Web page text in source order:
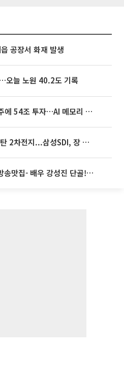
공장서 화재 발생
오늘 노원 40.2도 기록
SK하이닉스, 용인·청주에 54조 투자…AI 메모리 생산기지 키운다
[특징주] 반도체 온기 탄 2차전지...삼성SDI, 장 초반 7% 넘게 껑충
'2TV 생생정보' 오늘방송맛집- 배우 강성진 단골! 쌀국수ㆍ푸팟퐁 커리 맛집 '블○○○'